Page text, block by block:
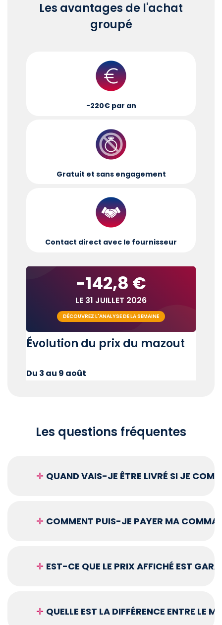
Les avantages de l'achat
groupé
-220€ par an
Gratuit et sans engagement
Contact direct avec le fournisseur
-142,8 €
LE 31 JUILLET 2026
DÉCOUVREZ L'ANALYSE DE LA SEMAINE
Évolution du prix du mazout
Du 3 au 9 août
Les questions fréquentes
✛ QUAND VAIS-JE ÊTRE LIVRÉ SI JE
✛ COMMENT PUIS-JE PAYER MA
✛ EST-CE QUE LE PRIX AFFICHÉ EST
✛ QUELLE EST LA DIFFÉRENCE ENTRE LE